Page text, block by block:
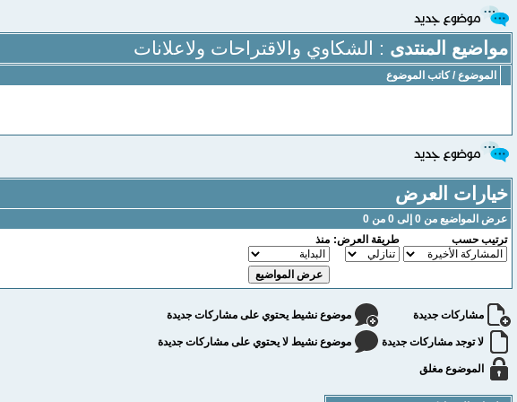
مواضيع المنتدى : الشكاوي والاقتراحات ولاعلانات
الموضوع /كاتب الموضوع
خيارات العرض
عرض المواضيع من 0 إلى 0 من 0
ترتيب حسب
طريقة العرض: منذ
مشاركات جديدة موضوع نشيط يحتوي على مشاركات جديدة
لا توجد مشاركات جديدة موضوع نشيط لا يحتوي على مشاركات جديدة
الموضوع مغلق